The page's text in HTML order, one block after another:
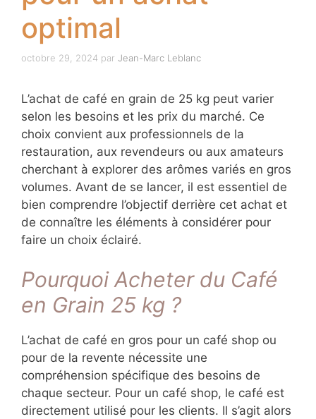
optimal
octobre 29, 2024 par Jean-Marc Leblanc
L’achat de café en grain de 25 kg peut varier
selon les besoins et les prix du marché. Ce
choix convient aux professionnels de la
restauration, aux revendeurs ou aux amateurs
cherchant à explorer des arômes variés en gros
volumes. Avant de se lancer, il est essentiel de
bien comprendre l’objectif derrière cet achat et
de connaître les éléments à considérer pour
faire un choix éclairé.
Pourquoi Acheter du Café
en Grain 25 kg ?
L’achat de café en gros pour un café shop ou
pour de la revente nécessite une
compréhension spécifique des besoins de
chaque secteur. Pour un café shop, le café est
directement utilisé pour les clients. Il s’agit alors